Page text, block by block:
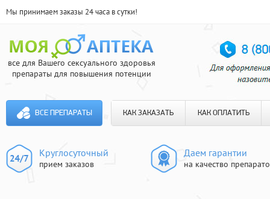
Мы принимаем заказы 24 часа в сутки!
все для Вашего сексуального здоровья
препараты для повышения потенции
ВСЕ ПРЕПАРАТЫ КАК ЗАКАЗАТЬ КАК ОПЛАТИТЬ
Круглосуточный
прием заказов
Даем гарантии
на качество